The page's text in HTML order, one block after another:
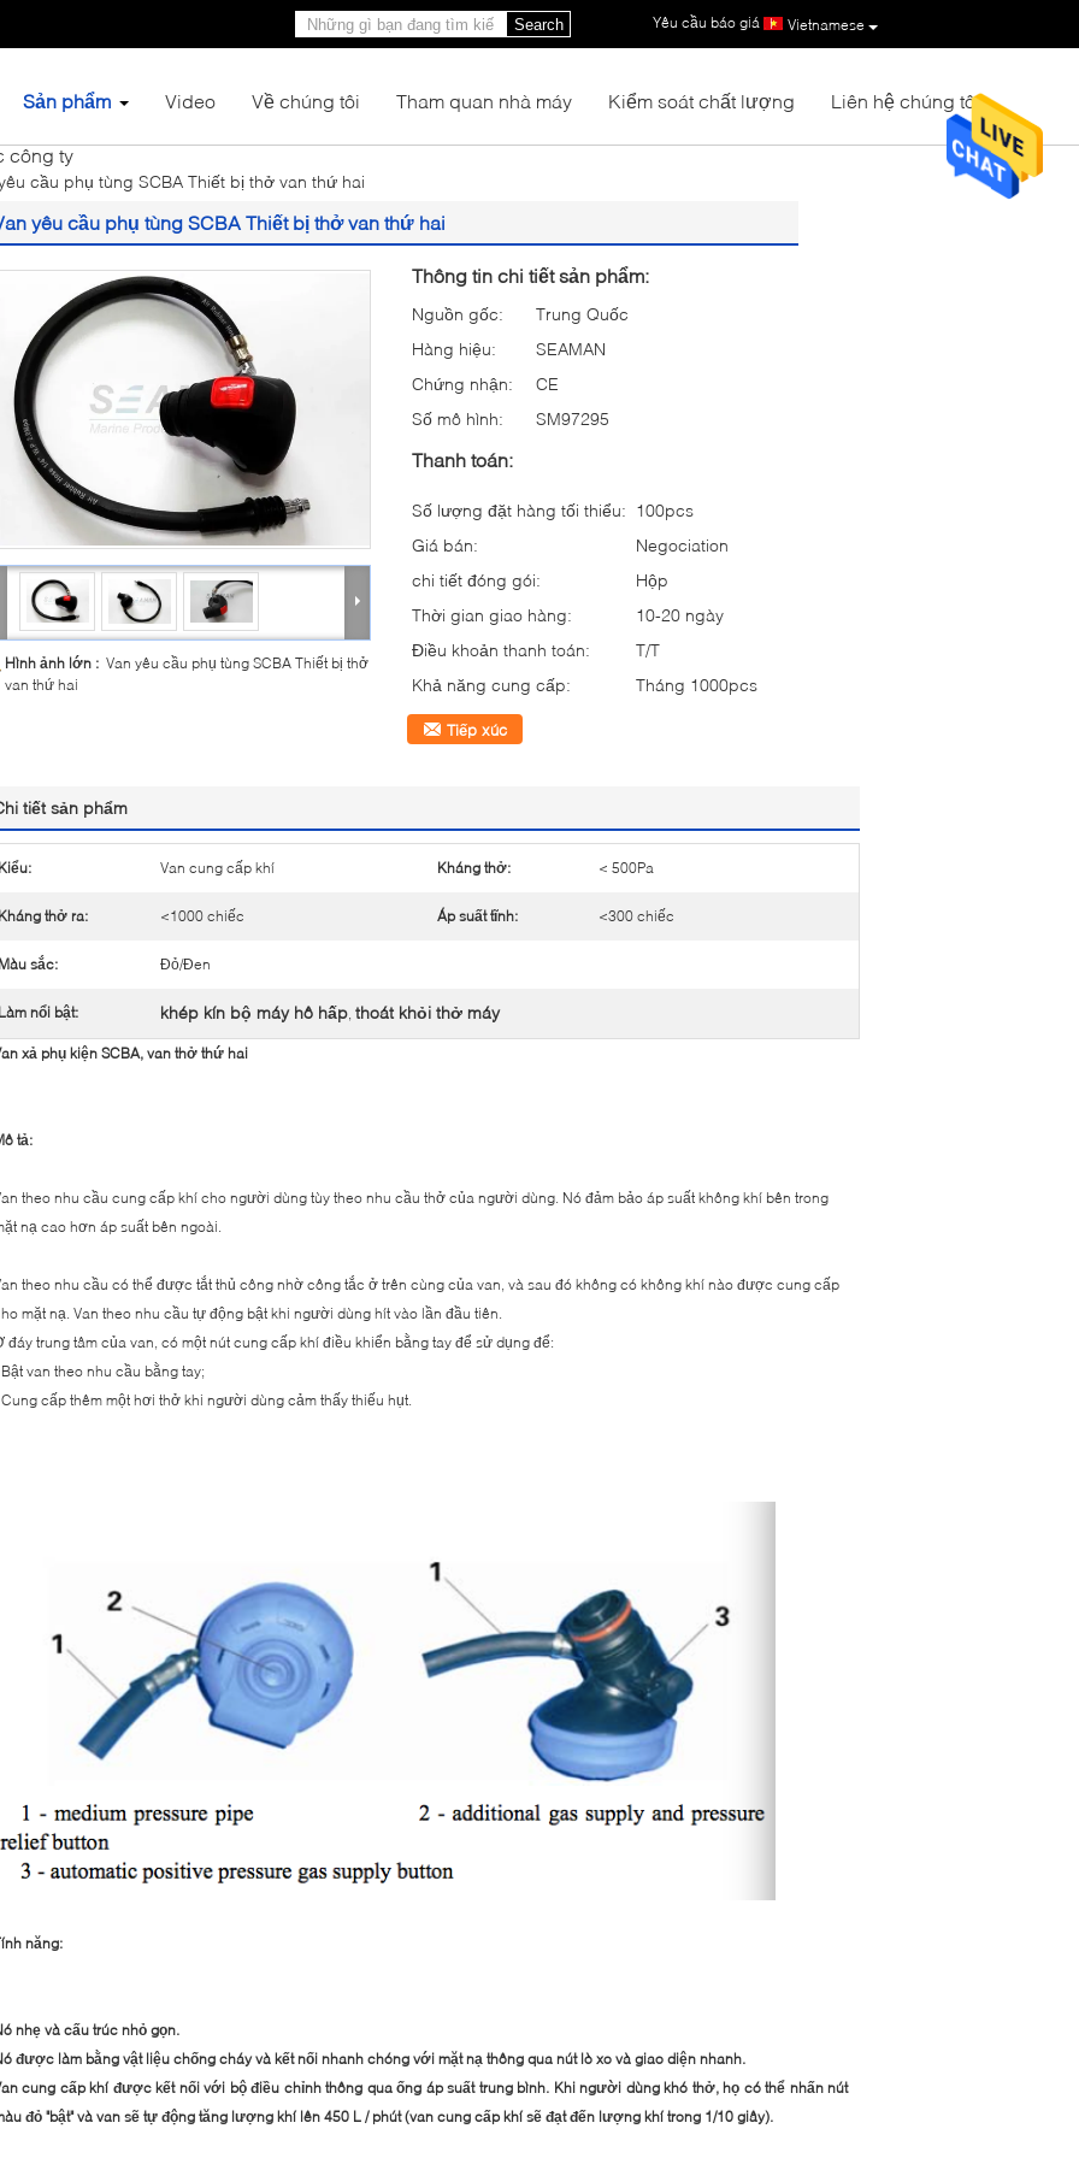
Vietnamese
Yêu cầu báo giá |
Search
Sản phẩm Video Về chúng tôi Tham quan nhà máy Kiểm soát chất lượng Liên hệ chúng tôi
công ty
cầu phụ tùng SCBA Thiết bị thở van thứ hai
yêu cầu phụ tùng SCBA Thiết bị thở van thứ hai
Hình ảnh lớn : Van yêu cầu phụ tùng SCBA Thiết bị thở
van thứ hai
Thông tin chi tiết sản phẩm:
Nguồn gốc:
Trung Quốc
Hàng hiệu:
SEAMAN
Chứng nhận:
CE
Số mô hình:
SM97295
Thanh toán:
Số lượng đặt hàng tối thiểu: 100pcs
Giá bán:
Negociation
chi tiết đóng gói:
Hộp
Thời gian giao hàng:
10-20 ngày
Điều khoản thanh toán:
T/T
Khả năng cung cấp:
Tháng 1000pcs
Tiếp xúc
tiết sản phẩm
Van cung cấp khí Kháng thở: < 500Pa
thở ra: <1000 chiếc Áp suất tĩnh: <300 chiếc
sắc: Đỏ/Đen
nổi bật: khép kín bộ máy hô hấp, thoát khỏi thở máy
xả phụ kiện SCBA, van thở thứ hai
tả:
theo nhu cầu cung cấp khí cho người dùng tùy theo nhu cầu thở của người dùng. Nó đảm bảo áp suất không khí bên trong
nạ cao hơn áp suất bên ngoài.
theo nhu cầu có thể được tắt thủ công nhờ công tắc ở trên cùng của van, và sau đó không có không khí nào được cung cấp
mặt nạ. Van theo nhu cầu tự động bật khi người dùng hít vào lần đầu tiên.
đáy trung tâm của van, có một nút cung cấp khí điều khiển bằng tay để sử dụng để:
van theo nhu cầu bằng tay;
cấp thêm một hơi thở khi người dùng cảm thấy thiếu hụt.
năng:
nhẹ và cấu trúc nhỏ gọn.
được làm bằng vật liệu chống cháy và kết nối nhanh chóng với mặt nạ thông qua nút lò xo và giao diện nhanh.
cung cấp khí được kết nối với bộ điều chỉnh thông qua ống áp suất trung bình. Khi người dùng khó thở, họ có thể nhấn nút
đỏ "bật" và van sẽ tự động tăng lượng khí lên 450 L / phút (van cung cấp khí sẽ đạt đến lượng khí trong 1/10 giây).